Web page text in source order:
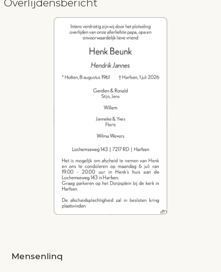
Overlijdensbericht
Mensenlinq